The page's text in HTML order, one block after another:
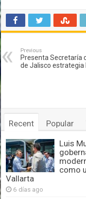
Previous
Presenta Secretaría
de Jalisco estrategia
Recent Popular
Luis
como
Vallarta
6 días ago